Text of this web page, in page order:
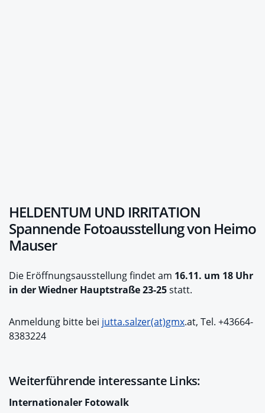
HELDENTUM UND IRRITATION
Spannende Fotoausstellung von Heimo
Mauser
Die Eröffnungsausstellung findet am 16.11. um 18 Uhr
in der Wiedner Hauptstraße 23-25statt.
Anmeldung bitte bei jutta.salzer(at)gmx.at, Tel. +43664-
8383224
Weiterführende interessante Links:
Internationaler Fotowalk